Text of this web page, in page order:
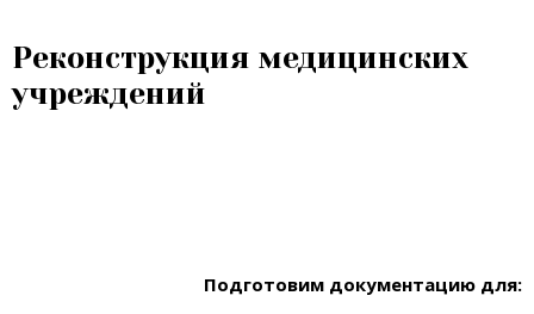
Реконструкция медицинских
учреждений
Подготовим документацию для: